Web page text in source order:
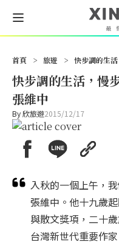
首頁 > 旅遊 > 快步調的生
快步調的生活，慢
張維中
By欣旅遊2015/12/17
入秋的一個上午，
張維中。他十九歲
與散文獎項，二十
台灣新世代重要作